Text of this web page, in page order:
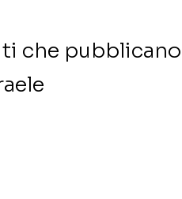
che